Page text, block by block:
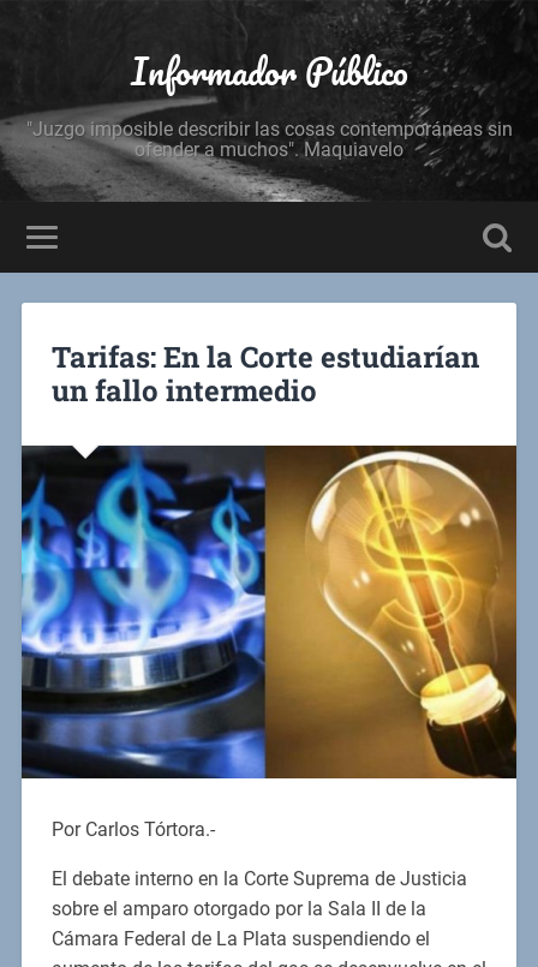
Informador Público
"Juzgo imposible describir las cosas contemporáneas sin
ofender a muchos". Maquiavelo
Tarifas: En la Corte estudiarían
un fallo intermedio
Por Carlos Tórtora.-
El debate interno en la Corte Suprema de Justicia
sobre el amparo otorgado por la Sala II de la
Cámara Federal de La Plata suspendiendo el